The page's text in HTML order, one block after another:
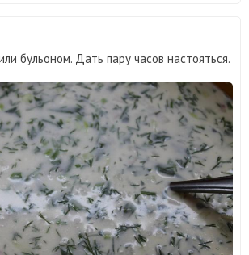
бульоном. Дать пару часов настояться.